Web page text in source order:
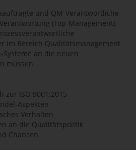
und QM-Verantwortliche
(Top-Management)
im Bereich Qualitätsmanagement
an die neuen
müssen
zur ISO 9001:2015
Aspekten
Verhalten
an die Qualitätspolitik
Chancen